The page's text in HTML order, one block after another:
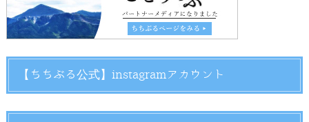
【ちちぶる公式】instagramアカウント